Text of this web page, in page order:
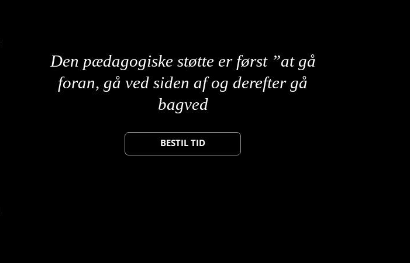
Den pædagogiske støtte er først ”at gå
foran, gå ved siden af og derefter gå
bagved
BESTIL TID